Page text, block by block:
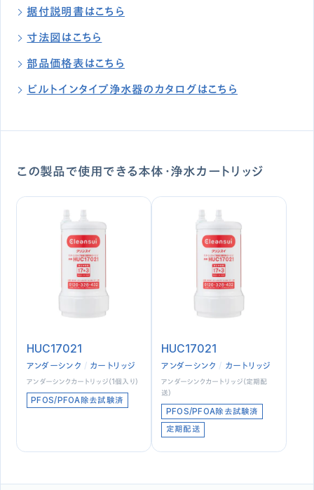
据付説明書はこちら
寸法図はこちら
部品価格表はこちら
ビルトインタイプ浄水器のカタログはこちら
この製品で使用できる本体・浄水カートリッジ
HUC17021
アンダーシンク カートリッジ
アンダーシンクカートリッジ（1個入り）
PFOS/PFOA除去試験済
HUC17021
アンダーシンク カートリッジ
アンダーシンクカートリッジ（定期配
送）
PFOS/PFOA除去試験済
定期配送